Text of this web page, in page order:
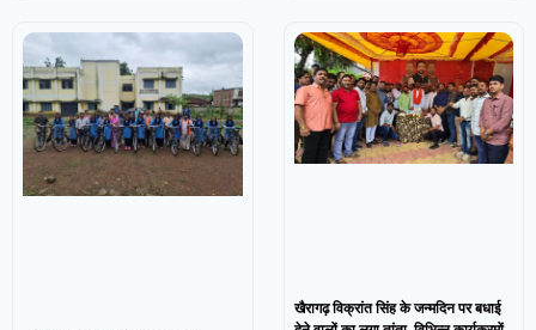
खैरागढ़ विक्रांत सिंह के जन्मदिन पर बधाई